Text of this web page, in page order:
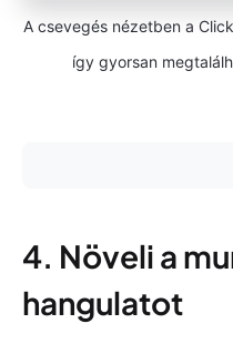
A csevegés nézetben a
így gyorsan
4. Növeli a
hangulatot